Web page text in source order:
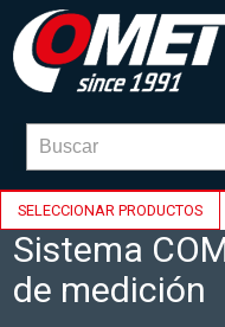
SELECCIONAR PRODUCTOS
Sistema
de medición